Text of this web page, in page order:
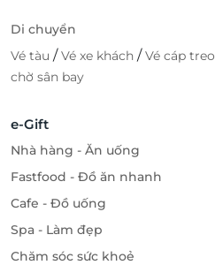
Di chuyển
Vé tàu /Vé xe khách /Vé cáp treo
chờ sân bay
e-Gift
Nhà hàng - Ăn uống
Fastfood - Đồ ăn nhanh
Cafe - Đồ uống
Spa - Làm đẹp
Chăm sóc sức khoẻ